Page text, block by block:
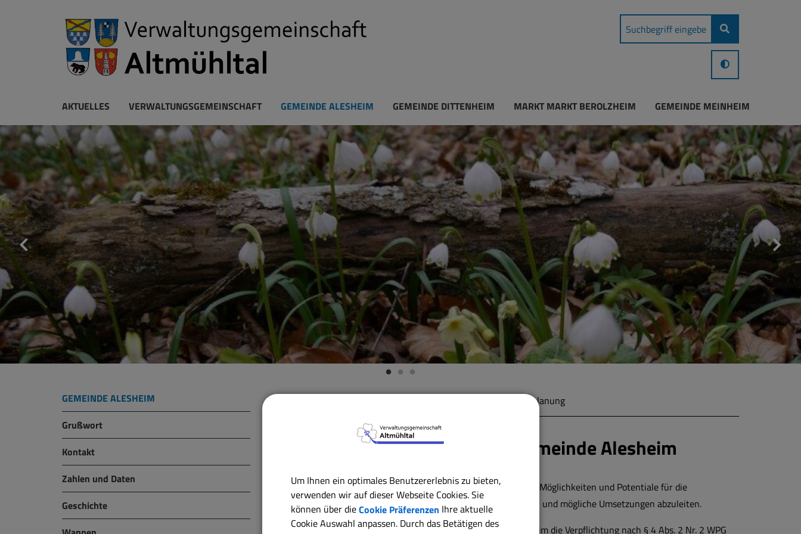
AKTUELLES VERWALTUNGSGEMEINSCHAFT GEMEINDE ALESHEIM GEMEINDE DITTENHEIM MARKT MARKT BEROLZHEIM GEMEINDE MEINHEIM
GEMEINDE ALESHEIM
Grußwort
Kontakt
Zahlen und Daten
Geschichte
Wärmeplanung
Wärmeplanung der Gemeinde Alesheim
Ziel der Planung ist, neben einer Aufnahme der Ist-Situation, Möglichkeiten und Potentiale für die
Wärmeversorgung in der Gemeinde Alesheim zu identifizieren und mögliche Umsetzungen abzuleiten.
Mit dem erarbeiteten Wärmeplan erfüllt die Gemeinde Alesheim die Verpflichtung nach § 4 Abs. 2 Nr. 2 WPG
Um Ihnen ein optimales Benutzererlebnis zu bieten,
verwenden wir auf dieser Webseite Cookies. Sie
können über dieCookie Präferenzen Ihre aktuelle
Cookie Auswahl anpassen. Durch das Betätigen des